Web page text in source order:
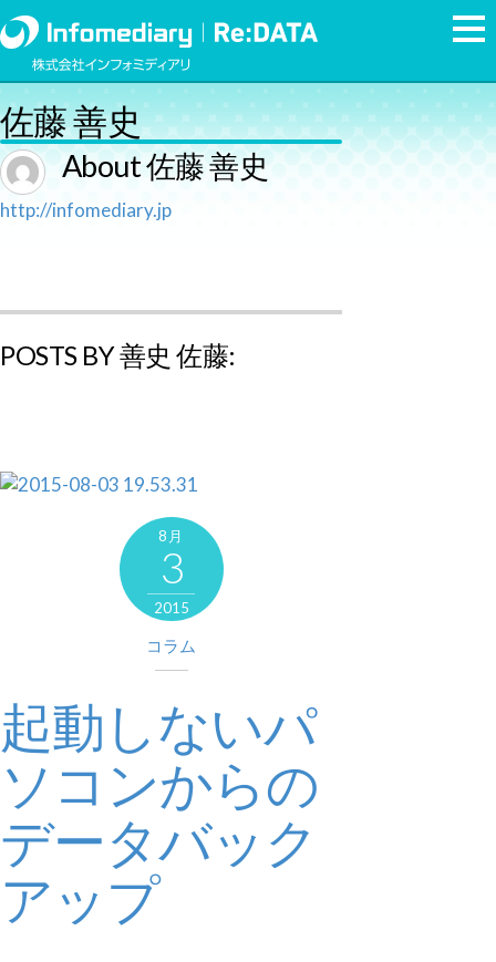
佐藤 善史
About佐藤 善史
http://infomediary.jp
POSTS BY 善史 佐藤:
8月
3
2015
コラム
起動しないパ
ソコンからの
データバック
アップ